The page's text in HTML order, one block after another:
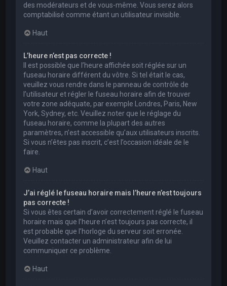
des modérateurs et de vous-même. Vous serez alors
comptabilisé comme étant un utilisateur invisible.
Haut
L’heure n’est pas correcte !
Il est possible que l’heure affichée soit réglée sur un
fuseau horaire différent du vôtre. Si tel était le cas,
veuillez vous rendre dans le panneau de contrôle de
l’utilisateur et régler le fuseau horaire afin de trouver
votre zone adéquate, par exemple Londres, Paris, New
York, Sydney, etc. Veuillez noter que le réglage du
fuseau horaire, comme la plupart des autres
paramètres, n’est accessible qu’aux utilisateurs inscrits.
Si vous n’êtes pas inscrit, c’est l’occasion idéale de le
faire.
Haut
J’ai réglé le fuseau horaire mais l’heure n’est toujours
pas correcte !
Si vous êtes certain d’avoir correctement réglé le fuseau
horaire mais que l’heure n’est toujours pas correcte, il
est probable que l’horloge du serveur soit erronée.
Veuillez contacter un administrateur afin de lui
communiquer ce problème.
Haut